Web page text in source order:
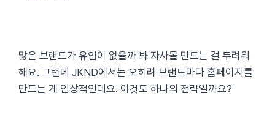
많은 브랜드가 유입이 없을까 봐 자사몰 만드는 걸 두려워
해요. 그런데 JKND에서는 오히려 브랜드마다 홈페이지를
만드는 게 인상적인데요. 이것도 하나의 전략일까요?